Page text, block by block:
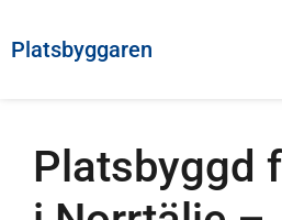
Platsbyggaren
Platsbyggd